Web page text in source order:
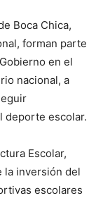
Boca Chica,
forman parte
en el
nacional, a
deporte escolar.
Escolar,
la inversión del
escolares